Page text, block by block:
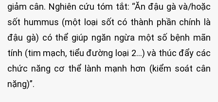
giảm cân. Nghiên cứu tóm tắt: “Ăn đậu gà và/hoặc
sốt hummus (một loại sốt có thành phần chính là
đậu gà) có thể giúp ngăn ngừa một số bệnh mãn
tính (tim mạch, tiểu đường loại 2…) và thúc đẩy các
chức năng cơ thể lành mạnh hơn (kiểm soát cân
nặng)”.